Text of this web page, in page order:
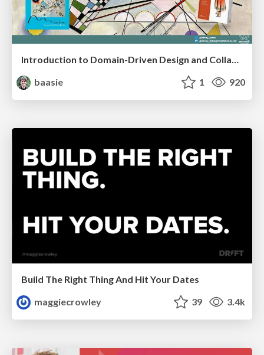
Introduction to Domain-Driven Design and Collaborative software design
baasie
1 920
Build The Right Thing And Hit Your Dates
maggiecrowley
39 3.4k